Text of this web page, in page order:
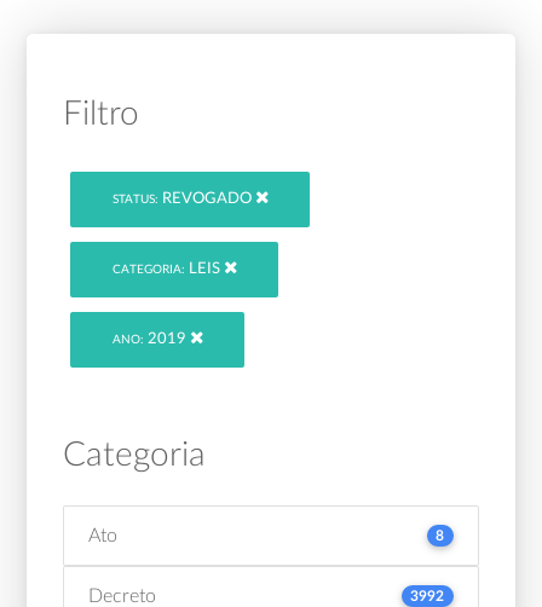
Filtro
STATUS: REVOGADO
CATEGORIA: LEIS
ANO: 2019
Categoria
Ato 8
Decreto 3992